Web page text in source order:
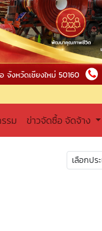
รม ข่าวจัดซื้อ จัดจ้าง